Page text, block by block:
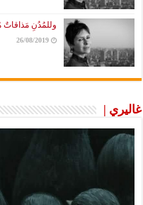
وللمُدُنِ مَذاقاتٌ
26/08/2019
غاليري |